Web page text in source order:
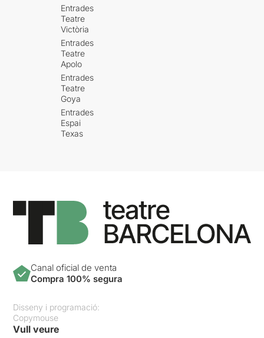
Entrades
Teatre
Victòria
Entrades
Teatre
Apolo
Entrades
Teatre
Goya
Entrades
Espai
Texas
Canal oficial de venta
Compra 100% segura
Disseny i programació:
Copymouse
Vull veure